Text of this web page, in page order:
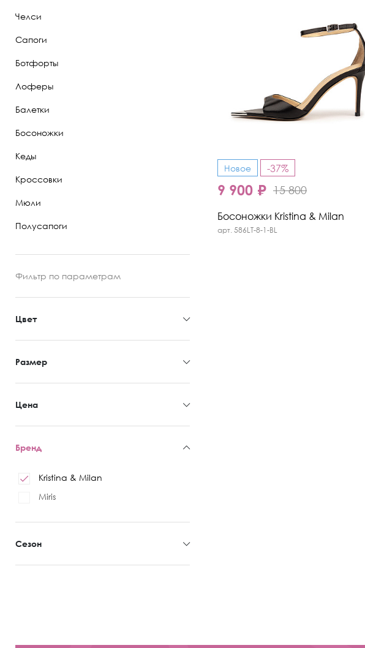
Челси
Сапоги
Ботфорты
Лоферы
Балетки
Босоножки
Кеды
Кроссовки
Мюли
Полусапоги
Фильтр по параметрам
Цвет
Размер
Цена
Бренд
Kristina & Milan
Miris
Сезон
Новое -37%
9 900 ₽ 15 800
Босоножки Kristina & Milan
арт. 586LT-8-1-BL